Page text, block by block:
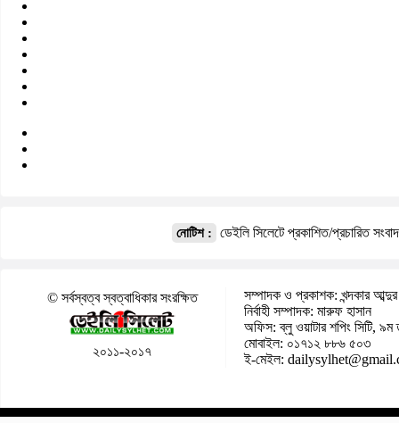
নোটিশ : ডেইলি সিলেটে প্রকাশিত/প্রচারিত
© সর্বস্বত্ব স্বত্বাধিকার সংরক্ষিত
২০১১-২০১৭
সম্পাদক ও প্রকাশক: খন্দকার আব্দুর
নির্বাহী সম্পাদক: মারুফ হাসান
অফিস: ব্লু ওয়াটার শপিং সিটি, ৯ম
মোবাইল: ০১৭১২ ৮৮৬ ৫০৩
ই-মেইল: